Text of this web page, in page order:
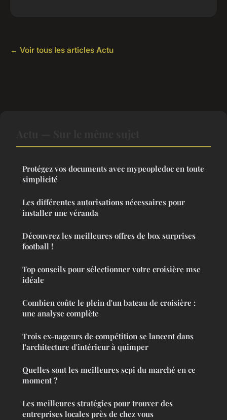
← Voir tous les articles Actu
Protégez vos documents avec mypeopledoc en toute
simplicité
Les différentes autorisations nécessaires pour
installer une véranda
Découvrez les meilleures offres de box surprises
football !
Top conseils pour sélectionner votre croisière msc
idéale
Combien coûte le plein d'un bateau de croisière :
une analyse complète
Trois ex-nageurs de compétition se lancent dans
l'architecture d'intérieur à quimper
Quelles sont les meilleures scpi du marché en ce
moment ?
Les meilleures stratégies pour trouver des
entreprises locales près de chez vous